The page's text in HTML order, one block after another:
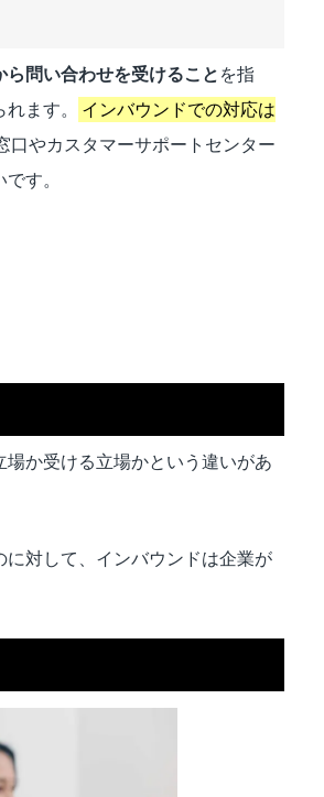
ら問い合わせを受けること を指
ます。
インバウンドでの対応は
口やカスタマーサポートセンター
す。
か受ける立場かという違いがあ
に対して、インバウンドは企業が